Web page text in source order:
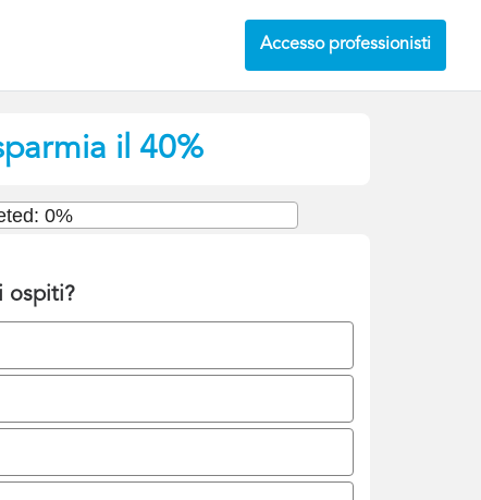
Accesso professionisti
il 40%
ospiti?
0%